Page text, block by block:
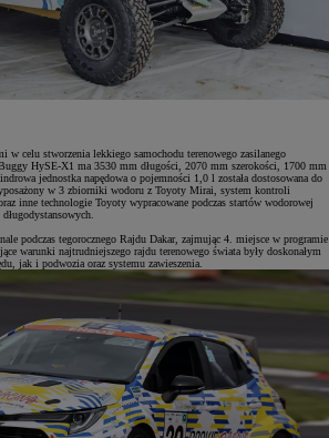
w celu stworzenia lekkiego samochodu terenowego zasilanego
HySE-X1 ma 3530 mm długości, 2070 mm szerokości, 1700 mm
jednostka napędowa o pojemności 1,0 l została dostosowana do
w 3 zbiorniki wodoru z Toyoty Mirai, system kontroli
inne technologie Toyoty wypracowane podczas startów wodorowej
podczas tegorocznego Rajdu Dakar, zajmując 4. miejsce w programie
warunki najtrudniejszego rajdu terenowego świata były doskonałym
jak i podwozia oraz systemu zawieszenia.